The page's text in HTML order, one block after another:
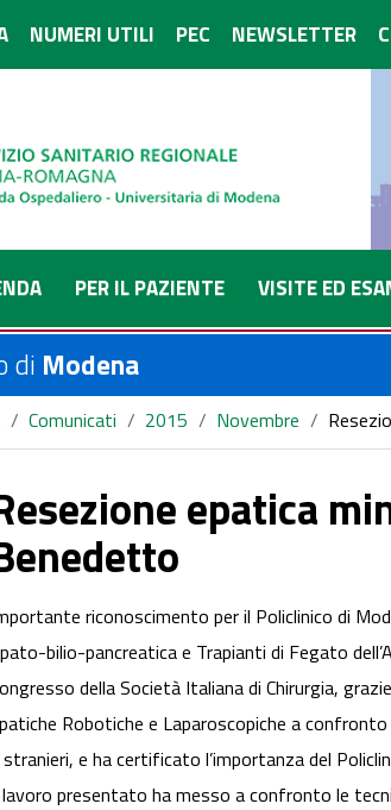
NUMERI UTILI PEC NEWSLETTER
PER IL PAZIENTE VISITE ED
di Modena
/ Comunicati / 2015 / Novembre /
epatica
riconoscimento per il Policlinico di
bilio-pancreatica e Trapianti di Fegato
della Società Italiana di Chirurgia,
Robotiche e Laparoscopiche a
e ha certificato l’importanza del
presentato ha messo a confronto le